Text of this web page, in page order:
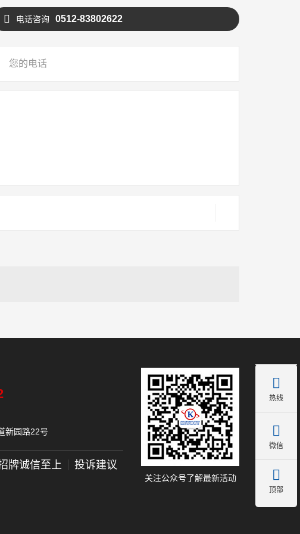
电话咨询 0512-83802622
新园路22号
牌诚信至上 投诉建议
关注公众号了解最新活动

热线

微信

顶部